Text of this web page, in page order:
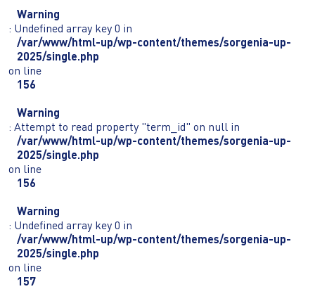
gestisce una piccola attività commerciale o deve
raggiungere scuole e servizi…
Warning
: Undefined array key 0 in
/var/www/html-up/wp-content/themes/sorgenia-up-
2025/single.php
on line
156
Warning
: Attempt to read property "term_id" on null in
/var/www/html-up/wp-content/themes/sorgenia-up-
2025/single.php
on line
156
Warning
: Undefined array key 0 in
/var/www/html-up/wp-content/themes/sorgenia-up-
2025/single.php
on line
157